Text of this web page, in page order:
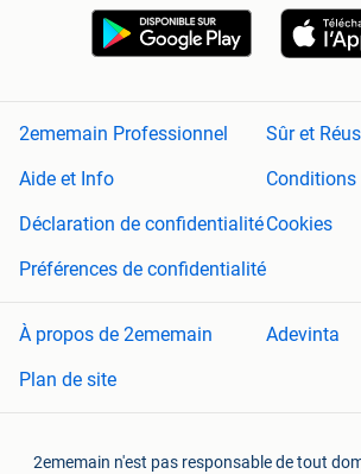
2ememain Professionnel
Sûr et
Aide et Info
Conditions
Déclaration de confidentialitéCookies
Préférences de confidentialité
À propos de 2ememain
Adevinta
Plan de site
2ememain n'est pas responsable de tout